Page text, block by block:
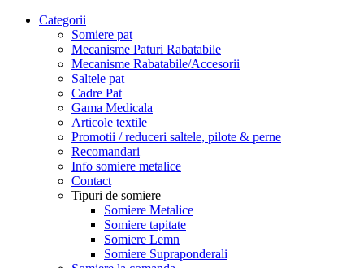
Categorii
Somiere pat
Mecanisme Paturi Rabatabile
Mecanisme Rabatabile/Accesorii
Saltele pat
Cadre Pat
Gama Medicala
Articole textile
Promotii / reduceri saltele, pilote & perne
Recomandari
Info somiere metalice
Contact
Tipuri de somiere
Somiere Metalice
Somiere tapitate
Somiere Lemn
Somiere Supraponderali